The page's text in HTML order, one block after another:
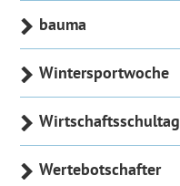
bauma
Wintersportwoche
Wirtschaftsschultag
Wertebotschafter